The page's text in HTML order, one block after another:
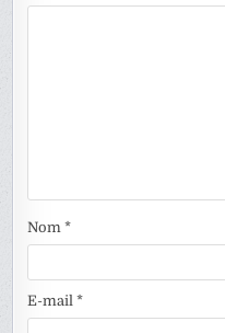
Nom*
E-mail*